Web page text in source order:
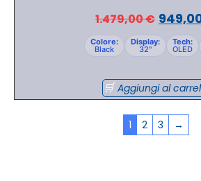
1.479,00€
Colore:
Black
Display:
32"
Tech:
OLED
Aggiungi al
1 2 3 →